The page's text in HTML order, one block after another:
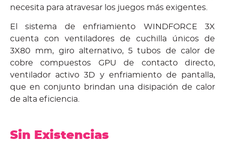
necesita para atravesar los juegos más exigentes.
El sistema de enfriamiento WINDFORCE 3X
cuenta con ventiladores de cuchilla únicos de
3X80 mm, giro alternativo, 5 tubos de calor de
cobre compuestos GPU de contacto directo,
ventilador activo 3D y enfriamiento de pantalla,
que en conjunto brindan una disipación de calor
de alta eficiencia.
Sin Existencias